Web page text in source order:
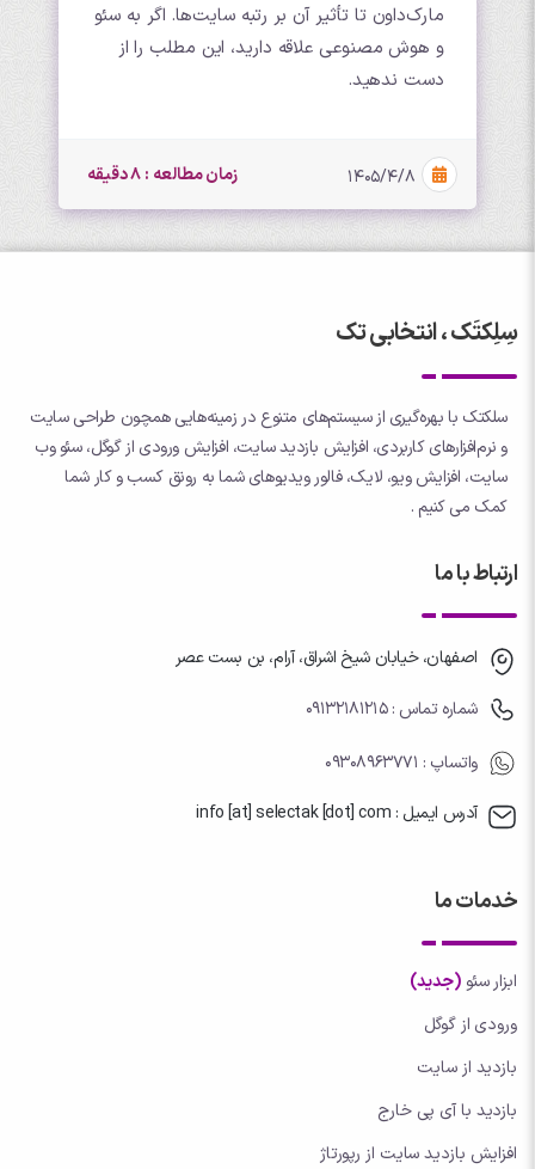
مارک‌داون تا تأثیر آن بر رتبه سایت‌ها. اگر به سئو
و هوش مصنوعی علاقه دارید، این مطلب را از
دست ندهید.
۱۴۰۵/۴/۸ زمان مطالعه : 8 دقیقه
سِلِکتَک ، انتخابی تک
سلکتک با بهره‌گیری از سیستم‌های متنوع در زمینه‌هایی همچون طراحی سایت
و نرم‌افزارهای کاربردی، افزایش بازدید سایت، افزایش ورودی از گوگل، سئو وب
سایت، افزایش ویو، لایک، فالور ویدیوهای شما به رونق کسب و کار شما
کمک می کنیم .
ارتباط با ما
اصفهان، خیابان شیخ اشراق، آرام، بن بست عصر
شماره تماس : 09132181215
واتساپ : 09308963771
آدرس ایمیل : info [at] selectak [dot] com
خدمات ما
ابزار سئو (جدید)
ورودی از گوگل
بازدید از سایت
بازدید با آی پی خارج
افزایش بازدید سایت از رپورتاژ